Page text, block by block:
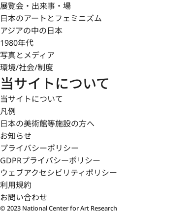
展覧会・出来事・場
日本のアートとフェミニズム
アジアの中の日本
1980年代
写真とメディア
環境/社会/制度
当サイトについて
当サイトについて
凡例
日本の美術館等施設の方へ
お知らせ
プライバシーポリシー
GDPRプライバシーポリシー
ウェブアクセシビリティポリシー
利用規約
お問い合わせ
© 2023 National Center for Art Research